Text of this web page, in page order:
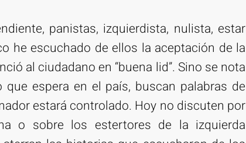
panistas, izquierdista, nulista, estar
he escuchado de ellos la aceptación de la
al ciudadano en “buena lid”. Sino se nota
espera en el país, buscan palabras de
estará controlado. Hoy no discuten por
o sobre los estertores de la izquierda